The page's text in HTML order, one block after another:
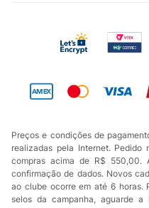
Preços e condições de
realizadas pela Internet.
compras acima de R$ 550,00.
confirmação de dados. Novos
ao clube ocorre em até 6 horas.
selos da campanha, aguarde